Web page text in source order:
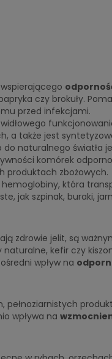
czy brokuły.
przed infekcjami.
a także jest
naturalnego światła
komórek
produktach zbożowych.
która
jak szpinak, buraki,
zdrowie jelit, są
kefir czy
wpływ na
pełnoziarnistych
wpływa na